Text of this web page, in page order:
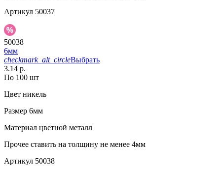
Артикул 50037
50038
6мм
checkmark_alt_circleВыбрать
3.14 р.
По 100 шт
Цвет никель
Размер 6мм
Материал цветной металл
Прочее ставить на толщину не менее 4мм
Артикул 50038